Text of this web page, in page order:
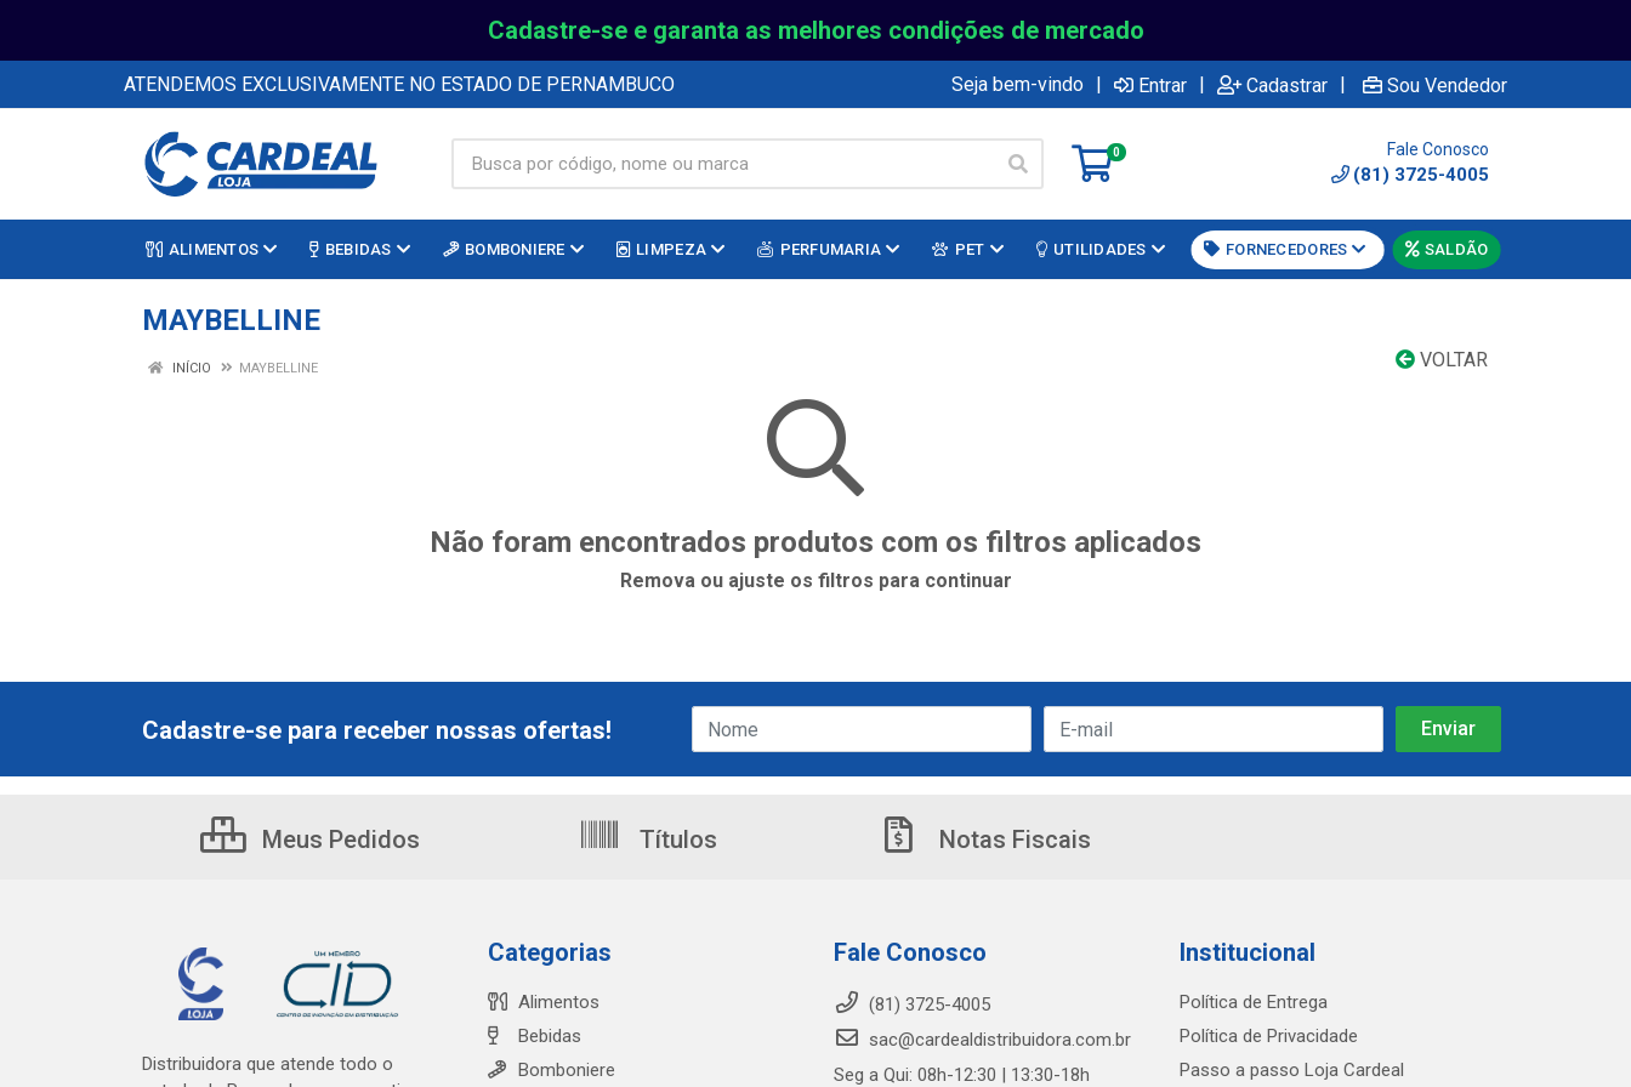
Cadastre-se e garanta as melhores condições de mercado
ATENDEMOS EXCLUSIVAMENTE NO ESTADO DE PERNAMBUCO Seja bem-vindo | Entrar | Cadastrar | Sou Vendedor
0 Fale Conosco
(81) 3725-4005
ALIMENTOS BEBIDAS BOMBONIERE LIMPEZA PERFUMARIA PET UTILIDADES FORNECEDORES SALDÃO
MAYBELLINE
VOLTAR
INÍCIO MAYBELLINE
Não foram encontrados produtos com os filtros aplicados
Remova ou ajuste os filtros para continuar
Cadastre-se para receber nossas ofertas!
Meus Pedidos Títulos Notas Fiscais
Distribuidora que atende todo o
Categorias
Alimentos
Bebidas
Bomboniere
Fale Conosco
(81) 3725-4005
sac@cardealdistribuidora.com.br
Seg a Qui: 08h-12:30 | 13:30-18h
Institucional
Política de Entrega
Política de Privacidade
Passo a passo Loja Cardeal